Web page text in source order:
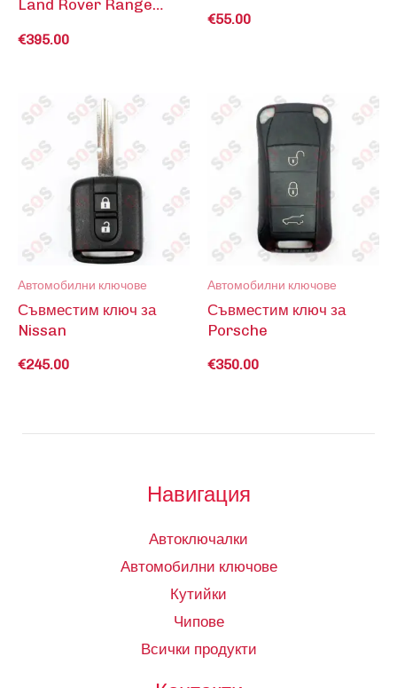
Land Rover Range
€395.00
€55.00
Автомобилни ключове
Съвместим ключ за
Nissan
€245.00
Автомобилни ключове
Съвместим ключ за
Porsche
€350.00
Навигация
Автоключалки
Автомобилни ключове
Кутийки
Чипове
Всички продукти